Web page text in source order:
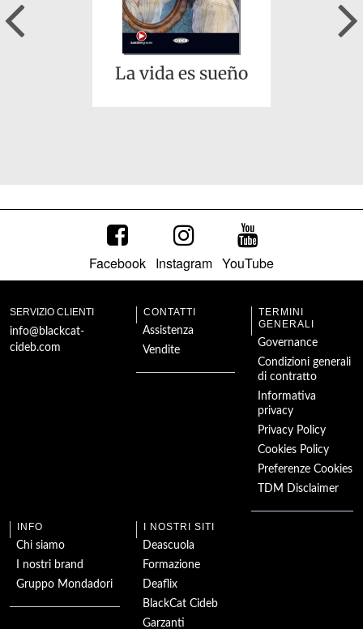
El conde Lucanor
La vida es sueño
Facebook Instagram YouTube